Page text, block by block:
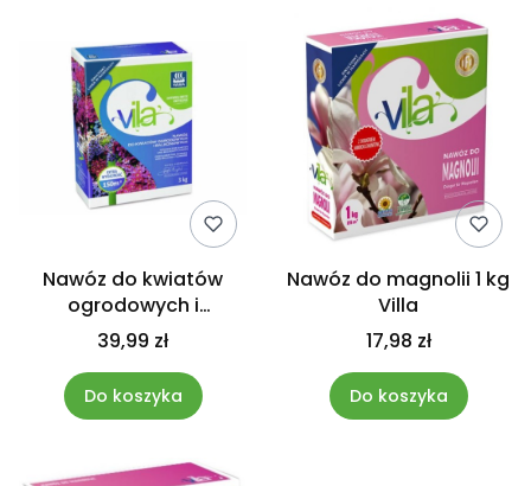
Nawóz do kwiatów
ogrodowych i
balkonowych
kwitnących 3kg VILA
39,99 zł
Do koszyka
Nawóz do magnolii 1 kg
Villa
17,98 zł
Do koszyka